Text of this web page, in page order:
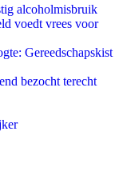
alcoholmisbruik
voedt vrees voor
Gereedschapskist
bezocht terecht